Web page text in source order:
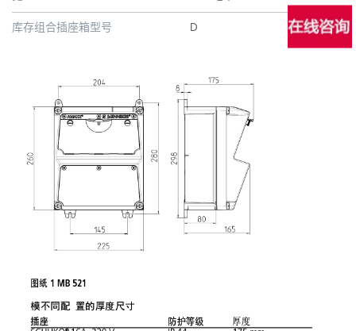
库存组合插座箱型号 D